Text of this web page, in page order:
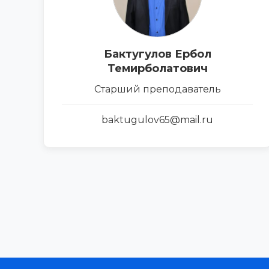
Бактугулов Ербол
Темирболатович
Старший преподаватель
baktugulov65@mail.ru